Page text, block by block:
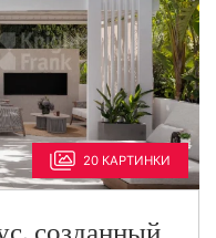
20 КАРТИНКИ